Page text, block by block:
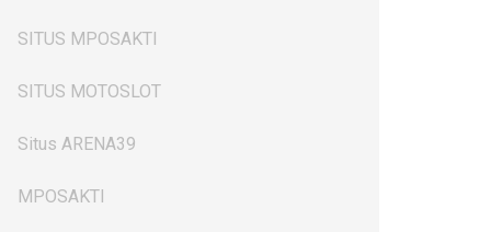
SITUS MPOSAKTI
SITUS MOTOSLOT
Situs ARENA39
MPOSAKTI